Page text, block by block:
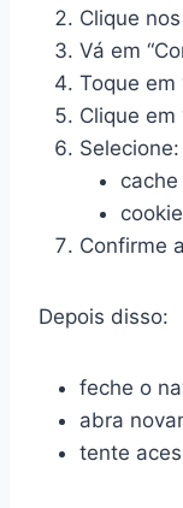
Clique
Vá em
Toque em
Clique em
Selecione:
cache
Confirme
Depois disso:
feche o
abra
tente